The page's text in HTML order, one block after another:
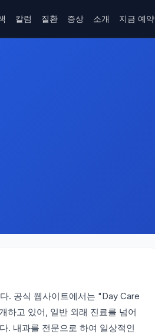
칼럼 질환 증상 소개 지금 예약
. 공식 웹사이트에서는 "Day Care
고 있어, 일반 외래 진료를 넘어
. 내과를 전문으로 하여 일상적인